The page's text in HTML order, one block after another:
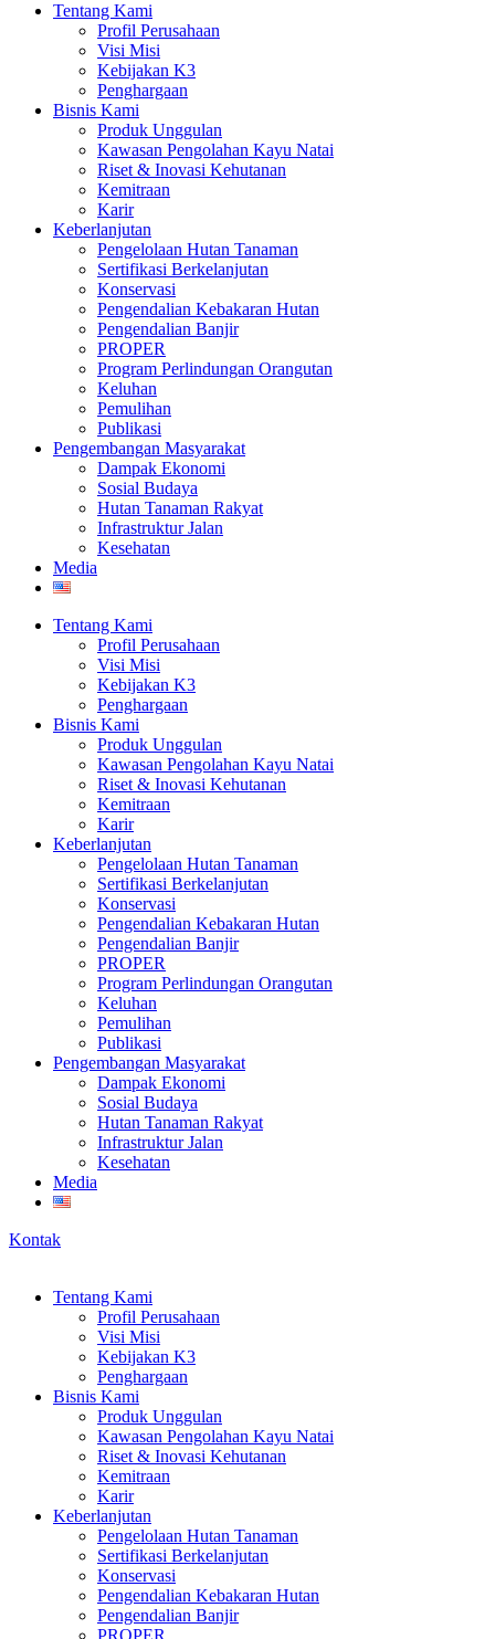
Tentang Kami
Profil Perusahaan
Visi Misi
Kebijakan K3
Penghargaan
Bisnis Kami
Produk Unggulan
Kawasan Pengolahan Kayu Natai
Riset & Inovasi Kehutanan
Kemitraan
Karir
Keberlanjutan
Pengelolaan Hutan Tanaman
Sertifikasi Berkelanjutan
Konservasi
Pengendalian Kebakaran Hutan
Pengendalian Banjir
PROPER
Program Perlindungan Orangutan
Keluhan
Pemulihan
Publikasi
Pengembangan Masyarakat
Dampak Ekonomi
Sosial Budaya
Hutan Tanaman Rakyat
Infrastruktur Jalan
Kesehatan
Media
Tentang Kami
Profil Perusahaan
Visi Misi
Kebijakan K3
Penghargaan
Bisnis Kami
Produk Unggulan
Kawasan Pengolahan Kayu Natai
Riset & Inovasi Kehutanan
Kemitraan
Karir
Keberlanjutan
Pengelolaan Hutan Tanaman
Sertifikasi Berkelanjutan
Konservasi
Pengendalian Kebakaran Hutan
Pengendalian Banjir
PROPER
Program Perlindungan Orangutan
Keluhan
Pemulihan
Publikasi
Pengembangan Masyarakat
Dampak Ekonomi
Sosial Budaya
Hutan Tanaman Rakyat
Infrastruktur Jalan
Kesehatan
Media
Kontak
Tentang Kami
Profil Perusahaan
Visi Misi
Kebijakan K3
Penghargaan
Bisnis Kami
Produk Unggulan
Kawasan Pengolahan Kayu Natai
Riset & Inovasi Kehutanan
Kemitraan
Karir
Keberlanjutan
Pengelolaan Hutan Tanaman
Sertifikasi Berkelanjutan
Konservasi
Pengendalian Kebakaran Hutan
Pengendalian Banjir
PROPER